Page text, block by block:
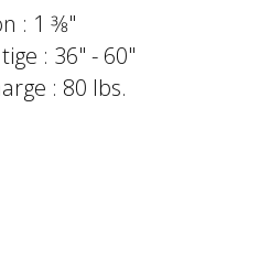
: 1 3⁄8"
: 36" - 60"
: 80 lbs.